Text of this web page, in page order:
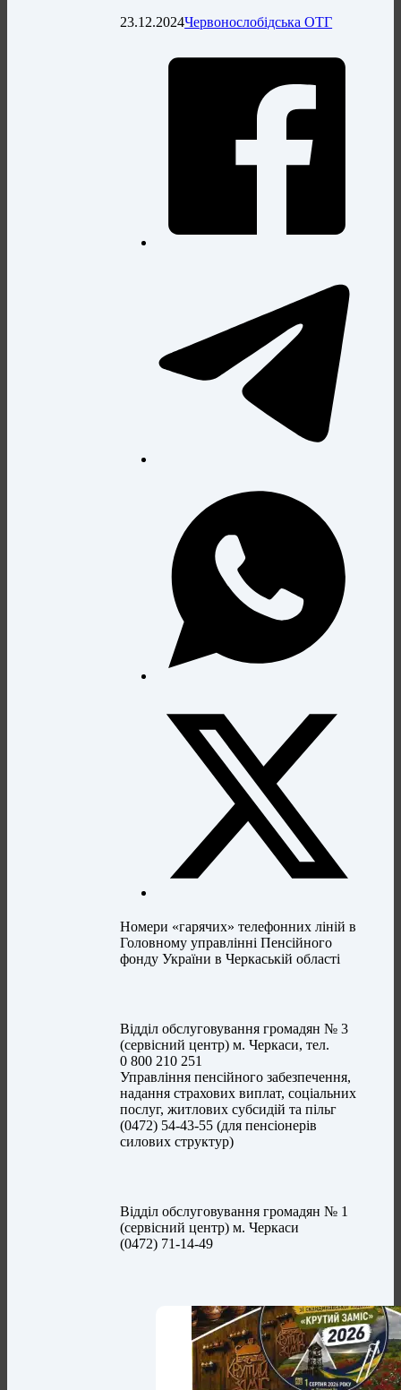
23.12.2024Червонослобідська ОТГ
Номери «гарячих» телефонних ліній в
Головному управлінні Пенсійного
фонду України в Черкаській області
Відділ обслуговування громадян № 3
(сервісний центр) м. Черкаси, тел.
0 800 210 251
Управління пенсійного забезпечення,
надання страхових виплат, соціальних
послуг, житлових субсидій та пільг
(0472) 54-43-55 (для пенсіонерів
силових структур)
Відділ обслуговування громадян № 1
(сервісний центр) м. Черкаси
(0472) 71-14-49